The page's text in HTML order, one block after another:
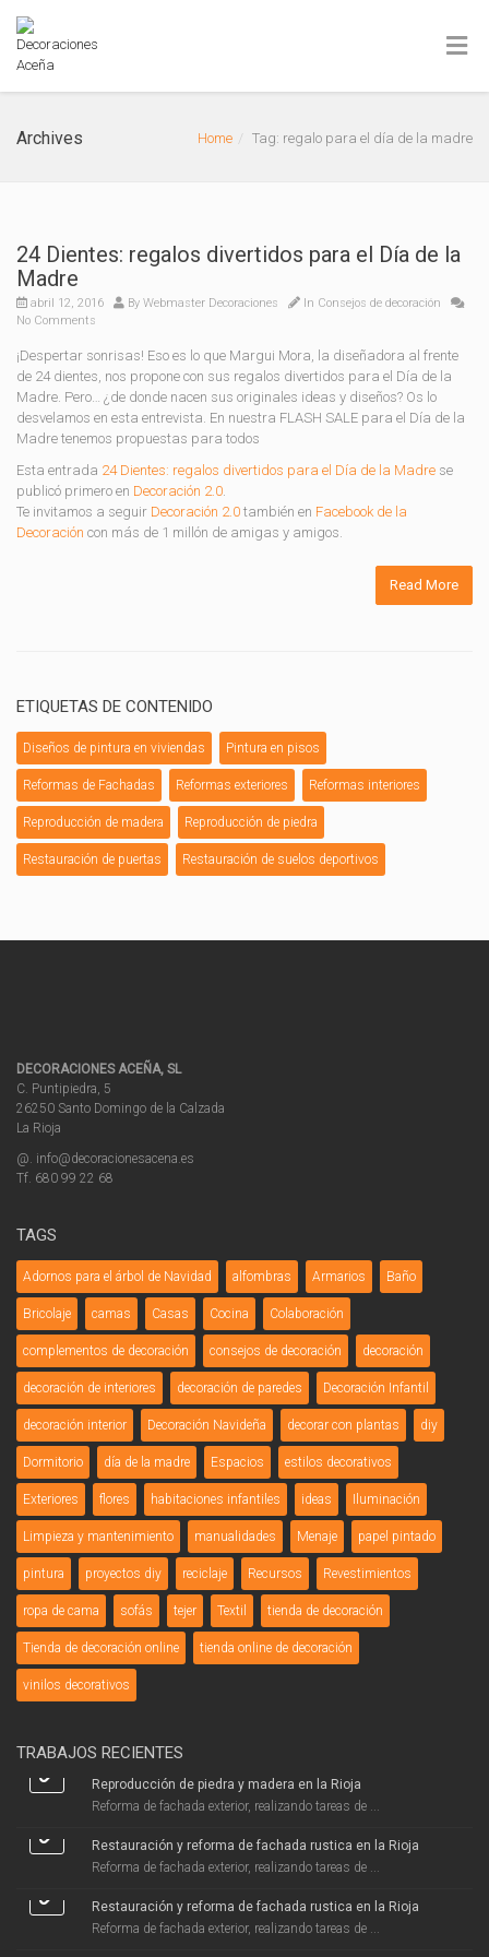
Archives Home Tag: regalo para el día de la madre
24 Dientes: regalos divertidos para el Día de la
Madre
abril 12, 2016 By Webmaster Decoraciones In Consejos de decoración
No Comments
¡Despertar sonrisas! Eso es lo que Margui Mora, la diseñadora al frente
de 24 dientes, nos propone con sus regalos divertidos para el Día de la
Madre. Pero… ¿de donde nacen sus originales ideas y diseños? Os lo
desvelamos en esta entrevista. En nuestra FLASH SALE para el Día de la
Madre tenemos propuestas para todos
Esta entrada 24 Dientes: regalos divertidos para el Día de la Madre se
publicó primero en Decoración 2.0.
Te invitamos a seguir Decoración 2.0 también en Facebook de la
Decoración con más de 1 millón de amigas y amigos.
Read More
ETIQUETAS DE CONTENIDO
Diseños de pintura en viviendas Pintura en pisos
Reformas de Fachadas Reformas exteriores Reformas interiores
Reproducción de madera Reproducción de piedra
Restauración de puertas Restauración de suelos deportivos
DECORACIONES ACEÑA, SL
C. Puntipiedra, 5
26250 Santo Domingo de la Calzada
La Rioja
@. info@decoracionesacena.es
Tf. 680 99 22 68
TAGS
Adornos para el árbol de Navidad alfombras Armarios Baño
Bricolaje camas Casas Cocina Colaboración
complementos de decoración consejos de decoración decoración
decoración de interiores decoración de paredes Decoración Infantil
decoración interior Decoración Navideña decorar con plantas diy
Dormitorio día de la madre Espacios estilos decorativos
Exteriores flores habitaciones infantiles ideas Iluminación
Limpieza y mantenimiento manualidades Menaje papel pintado
pintura proyectos diy reciclaje Recursos Revestimientos
ropa de cama sofás tejer Textil tienda de decoración
Tienda de decoración online tienda online de decoración
vinilos decorativos
TRABAJOS RECIENTES
Reproducción de piedra y madera en la Rioja
Reforma de fachada exterior, realizando tareas de ...
Restauración y reforma de fachada rustica en la Rioja
Reforma de fachada exterior, realizando tareas de ...
Restauración y reforma de fachada rustica en la Rioja
Reforma de fachada exterior, realizando tareas de ...